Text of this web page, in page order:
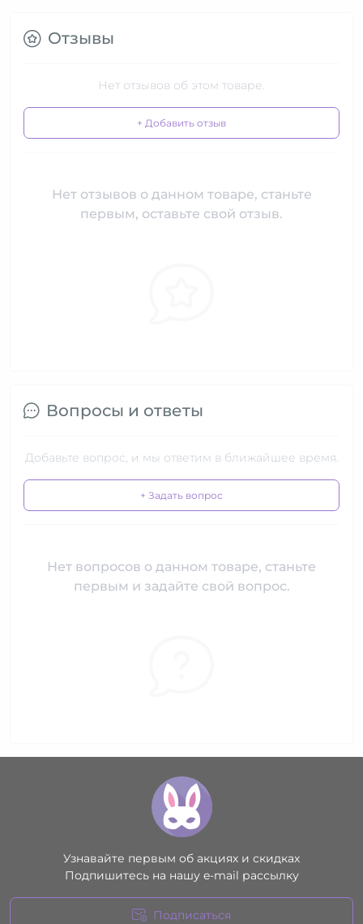
Отзывы
Нет отзывов об этом товаре.
+ Добавить отзыв
Нет отзывов о данном товаре, станьте
первым, оставьте свой отзыв.
Вопросы и ответы
Добавьте вопрос, и мы ответим в ближайшее время.
+ Задать вопрос
Нет вопросов о данном товаре, станьте
первым и задайте свой вопрос.
Узнавайте первым об акциях и скидках
Подпишитесь на нашу e-mail рассылку
Подписаться